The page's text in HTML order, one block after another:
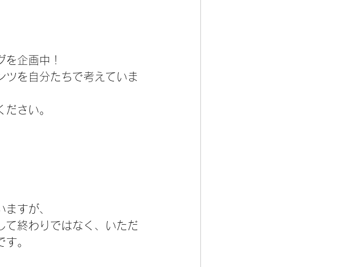
企画中！
ツを自分たちで考えていま
さい。
すが、
て終わりではなく、いただ
。